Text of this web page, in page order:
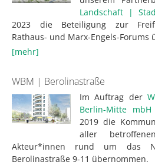
Landschaft |
2023 die Beteiligung zur
Rathaus- und Marx-Engels-Forums
[mehr]
WBM | Berolinastraße
Im Auftrag der
Berlin-Mitte mbH
2019 die
aller
Akteur*innen rund um das
Berolinastraße 9-11 übernommen.